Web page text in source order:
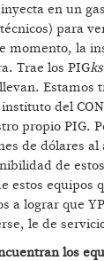
en un
para
momento, la
Trae los PIGks
Estamos
del
propio PIG.
de dólares
de
estos equipos
a lograr que
le de
los